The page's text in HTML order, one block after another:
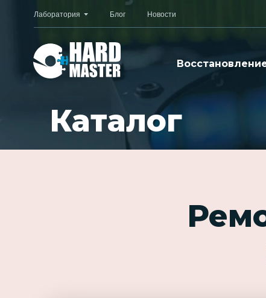
Лаборатория Блог Новости
Каталог